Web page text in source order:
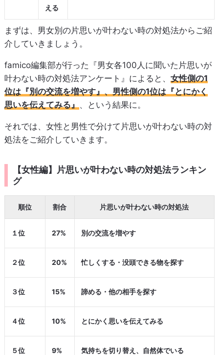
える
まずは、男女別の片思いが叶わない時の対処法からご紹
介していきましょう。
famico編集部が行った『男女各100人に聞いた片思いが
叶わない時の対処法アンケート』によると、 女性側の1
位は『別の交流を増やす』、男性側の1位は『とにかく
思いを伝えてみる』 、という結果に。
それでは、女性と男性で分けて片思いが叶わない時の対
処法をご紹介していきます。
【女性編】片思いが叶わない時の対処法ランキン
グ
順位 割合 片思いが叶わない時の対処法
１位 27% 別の交流を増やす
２位 20% 忙しくする・没頭できる物を探す
３位 15% 諦める・他の相手を探す
４位 10% とにかく思いを伝えてみる
５位 9% 気持ちを切り替え、自然体でいる